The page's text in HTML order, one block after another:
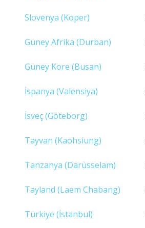
Slovenya (Koper)
Güney Afrika (Durban)
Güney Kore (Busan)
İspanya (Valensiya)
İsveç (Göteborg)
Tayvan (Kaohsiung)
Tanzanya (Darüsselam)
Tayland (Laem Chabang)
Türkiye (İstanbul)